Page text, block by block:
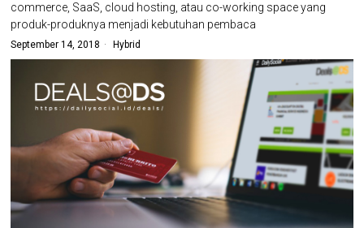
commerce, SaaS, cloud hosting, atau co-working space yang
produk-produknya menjadi kebutuhan pembaca
September 14, 2018 Hybrid